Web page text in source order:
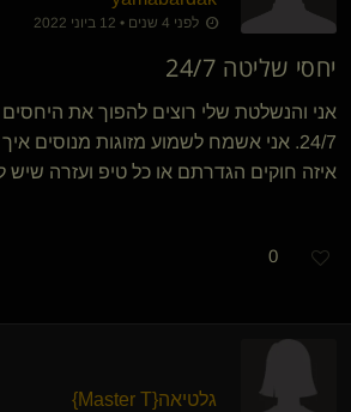
לפני 4 שנים • 12 ביוני 2022
יחסי שליטה 24/7
אני והנשלטת שלי רוצים להפוך את
24/7. אני אשמח לשמוע מזוגות מנוסים
איזה חוקים הגדרתם או כל טיפ ועזרה
0
גלטיאה​{
Master T
}